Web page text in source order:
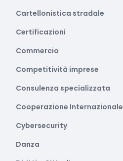
Cartellonistica stradale
Certificazioni
Commercio
Competitività imprese
Consulenza specializzata
Cooperazione Internazionale
Cybersecurity
Danza